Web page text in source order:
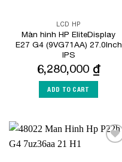
LCD HP
Màn hình HP EliteDisplay
E27 G4 (9VG71AA) 27.0Inch
IPS
6,280,000 ₫
ADD TO CART